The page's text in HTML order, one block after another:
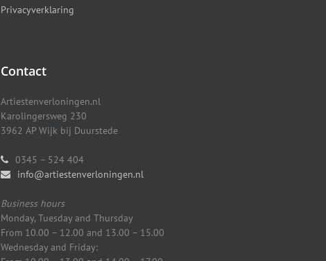
Privacyverklaring
Contact
Artiestenverloningen.nl
Karolingersweg 230
3962 AP Wijk bij Duurstede
0345 – 524 404
info@artiestenverloningen.nl
Business hours
Monday, Tuesday and Thursday
From 10.00 – 12.00 and 13.00 – 15.00
Wednesday and Friday: